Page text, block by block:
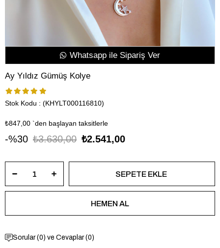
Whatsapp ile Sipariş Ver
Ay Yıldız Gümüş Kolye
Stok Kodu (KHYLT000116810)
₺847,00 `den başlayan taksitlerle
30 ₺3.630,00 ₺2.541,00
Sorular (0) ve Cevaplar (0)